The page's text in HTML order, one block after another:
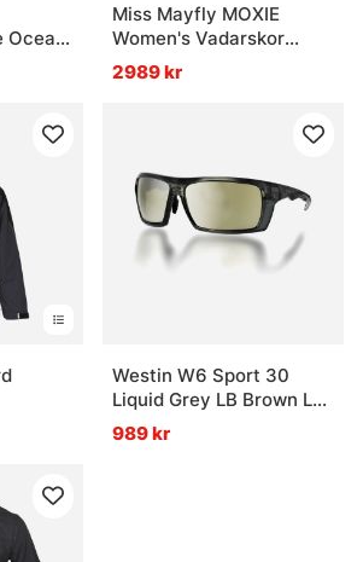
Ocean
Miss Mayfly MOXIE
Women's Vadarskor
Filtsula Sole Sage
2989 kr
Westin W6 Sport 30
Liquid Grey LB Brown LM
Silver Flash Ar Blue Filter
Cat, 3
989 kr